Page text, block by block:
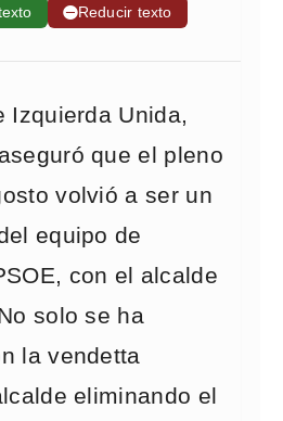
➖Reducir texto
Izquierda Unida,
que el pleno
volvió a ser un
equipo de
con el alcalde
solo se ha
la vendetta
eliminando el